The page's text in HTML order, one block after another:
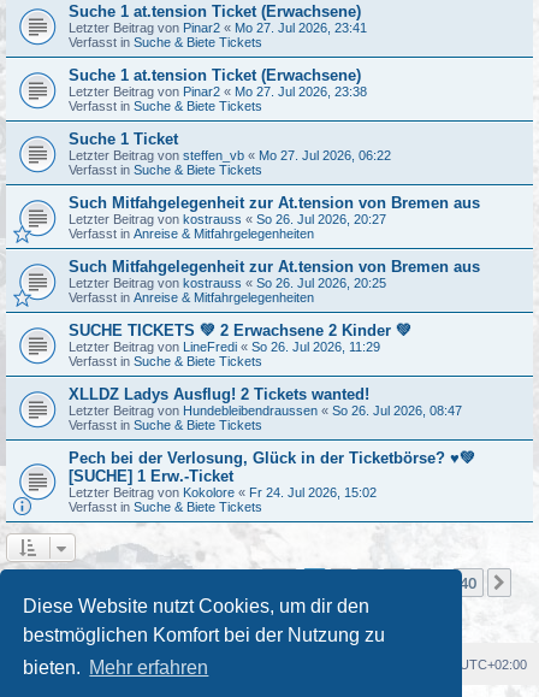
Diese Website nutzt Cookies, um dir den
bestmöglichen Komfort bei der Nutzung zu
bieten. Mehr erfahren
Suche 1 at.tension Ticket (Erwachsene)
Letzter Beitrag von Pinar2 « Mo 27. Jul 2026, 23:41
Verfasst in Suche & Biete Tickets
Suche 1 at.tension Ticket (Erwachsene)
Letzter Beitrag von Pinar2 « Mo 27. Jul 2026, 23:38
Verfasst in Suche & Biete Tickets
Suche 1 Ticket
Letzter Beitrag von steffen_vb « Mo 27. Jul 2026, 06:22
Verfasst in Suche & Biete Tickets
Such Mitfahgelegenheit zur At.tension von Bremen aus
Letzter Beitrag von kostrauss « So 26. Jul 2026, 20:27
Verfasst in Anreise & Mitfahrgelegenheiten
Such Mitfahgelegenheit zur At.tension von Bremen aus
Letzter Beitrag von kostrauss « So 26. Jul 2026, 20:25
Verfasst in Anreise & Mitfahrgelegenheiten
SUCHE TICKETS 💚 2 Erwachsene 2 Kinder 💚
Letzter Beitrag von LineFredi « So 26. Jul 2026, 11:29
Verfasst in Suche & Biete Tickets
XLLDZ Ladys Ausflug! 2 Tickets wanted!
Letzter Beitrag von Hundebleibendraussen « So 26. Jul 2026, 08:47
Verfasst in Suche & Biete Tickets
Pech bei der Verlosung, Glück in der Ticketbörse? ♥️💚
[SUCHE] 1 Erw.-Ticket
Letzter Beitrag von Kokolore « Fr 24. Jul 2026, 15:02
Verfasst in Suche & Biete Tickets
40
Foren-Übersicht UTC+02:00